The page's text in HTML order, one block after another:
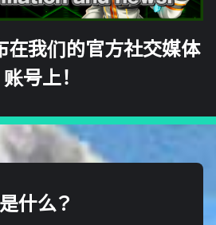
在我们的官方社交媒体
账号上！
什么？